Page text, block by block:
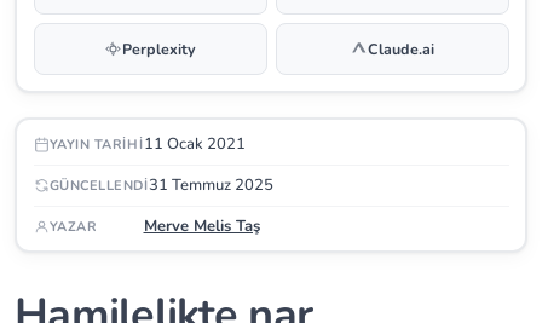
Perplexity Claude.ai
YAYIN TARIHI11 Ocak 2021
GÜNCELLENDI31 Temmuz 2025
YAZAR Merve Melis Taş